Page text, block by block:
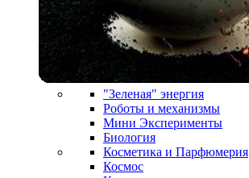
"Зеленая" энергия
Роботы и механизмы
Мини Эксперименты
Биология
Косметика и Парфюмерия
Космос